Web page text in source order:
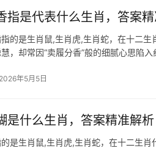
指是代表什么生肖，答案
的是生肖鼠,生肖虎,生肖蛇，在十二
，却常因“卖履分香”般的细腻心思陷
2026年5月5日
是什么生肖，答案精准解析
是生肖鼠,生肖虎,生肖蛇，在十二生